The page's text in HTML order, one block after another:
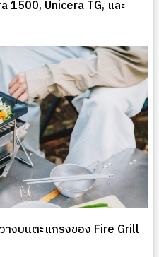
1500, Unicera TG, และ
างบนตะแกรงของ Fire Grill